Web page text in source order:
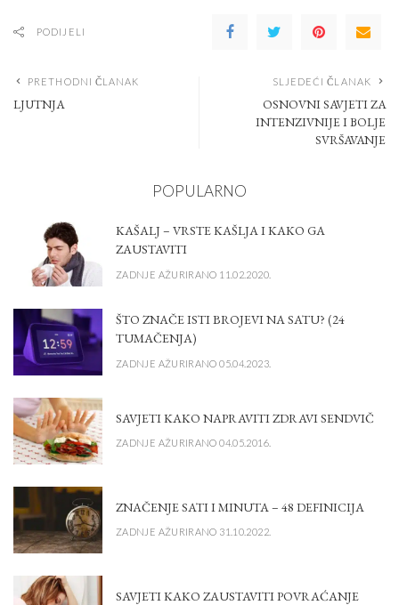
PODIJELI
PRETHODNI ČLANAK
LJUTNJA
SLJEDEĆI ČLANAK
OSNOVNI SAVJETI ZA
INTENZIVNIJE I BOLJE
SVRŠAVANJE
POPULARNO
KAŠALJ – VRSTE KAŠLJA I KAKO GA
ZAUSTAVITI
ZADNJE AŽURIRANO 11.02.2020.
ŠTO ZNAČE ISTI BROJEVI NA SATU? (24
TUMAČENJA)
ZADNJE AŽURIRANO 05.04.2023.
SAVJETI KAKO NAPRAVITI ZDRAVI SENDVIČ
ZADNJE AŽURIRANO 04.05.2016.
ZNAČENJE SATI I MINUTA – 48 DEFINICIJA
ZADNJE AŽURIRANO 31.10.2022.
SAVJETI KAKO ZAUSTAVITI POVRAĆANJE